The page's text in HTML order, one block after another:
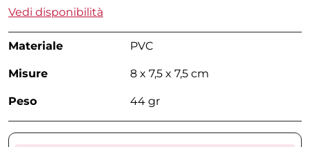
Vedi disponibilità
Materiale PVC
Misure 8 x 7,5 x 7,5 cm
Peso 44 gr